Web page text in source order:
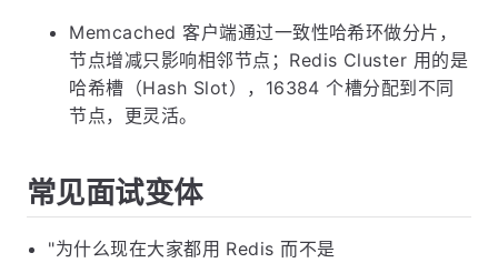
Memcached 客户端通过一致性哈希环做分片，
节点增减只影响相邻节点；Redis Cluster 用的是
哈希槽（Hash Slot），16384 个槽分配到不同
节点，更灵活。
常见面试变体
"为什么现在大家都用 Redis 而不是